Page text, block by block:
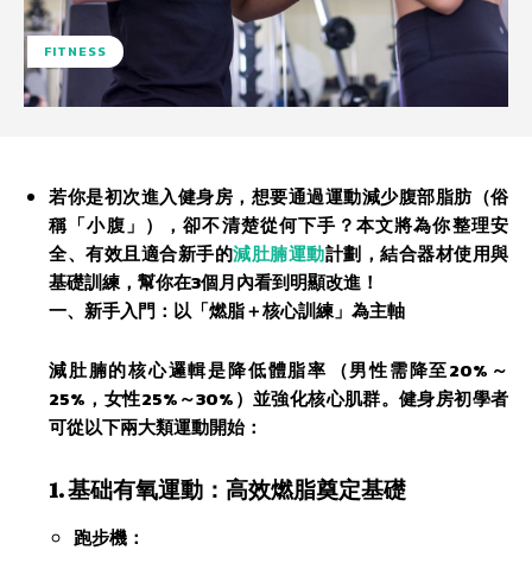
FITNESS
若你是初次進入健身房，想要通過運動減少腹部脂肪（俗
稱「小腹」），卻不清楚從何下手？本文將為你整理安
全、有效且適合新手的減肚腩運動計劃，結合器材使用與
基礎訓練，幫你在3個月內看到明顯改進！
​一、新手入門：以「燃脂＋核心訓練」為主軸​
減肚腩的核心邏輯是降低體脂率​（男性需降至20%～
25%，女性25%～30%）並強化核心肌群。健身房初學者
可從以下兩大類運動開始：
​1. 基础有氧運動：高效燃脂奠定基礎​
​跑步機：